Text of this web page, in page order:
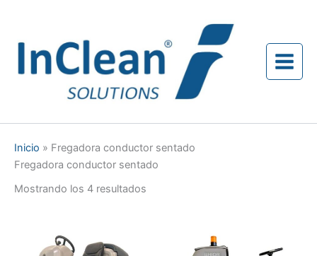
contenido
Inicio » Fregadora conductor sentado
Fregadora conductor sentado
Mostrando los 4 resultados